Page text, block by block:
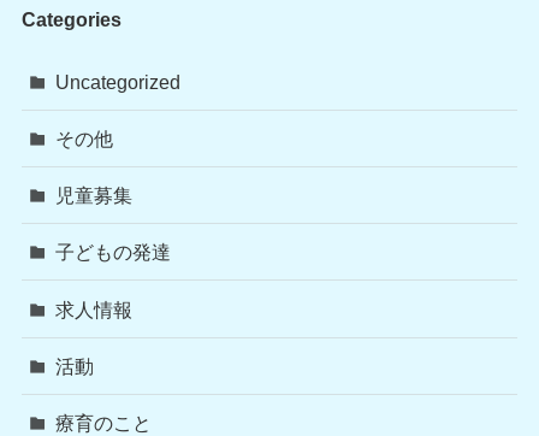
Categories
Uncategorized
その他
児童募集
子どもの発達
求人情報
活動
療育のこと